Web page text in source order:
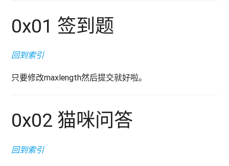
0x01 签到题
回到索引
只要修改maxlength然后提交就好啦。
0x02 猫咪问答
回到索引